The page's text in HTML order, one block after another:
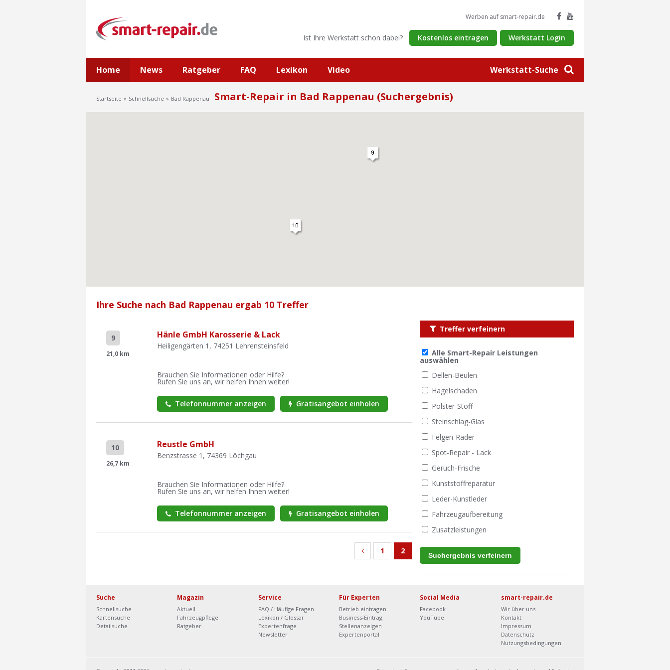
Werkstatt-Suche
Werben auf smart-repair.de
Ist Ihre Werkstatt schon dabei? Kostenlos eintragen Werkstatt Login
Home News Ratgeber FAQ Lexikon Video
Startseite Schnellsuche Bad Rappenau Smart-Repair in Bad Rappenau (Suchergebnis)
Ihre Suche nach Bad Rappenau ergab 10 Treffer
9
21,0 km
Hänle GmbH Karosserie & Lack
Heiligengärten 1, 74251 Lehrensteinsfeld
Brauchen Sie Informationen oder Hilfe?
Rufen Sie uns an, wir helfen Ihnen weiter!
Telefonnummer anzeigen Gratisangebot einholen
10
26,7 km
Reustle GmbH
Benzstrasse 1, 74369 Löchgau
Brauchen Sie Informationen oder Hilfe?
Rufen Sie uns an, wir helfen Ihnen weiter!
Telefonnummer anzeigen Gratisangebot einholen
1 2
Treffer verfeinern
Alle Smart-Repair Leistungen
auswählen
Dellen-Beulen
Hagelschaden
Polster-Stoff
Steinschlag-Glas
Felgen-Räder
Spot-Repair - Lack
Geruch-Frische
Kunststoffreparatur
Leder-Kunstleder
Fahrzeugaufbereitung
Zusatzleistungen
Suche
Schnellsuche
Kartensuche
Detailsuche
Magazin
Aktuell
Fahrzeugpflege
Ratgeber
Service
FAQ / Häufige Fragen
Lexikon / Glossar
Expertenfrage
Newsletter
Für Experten
Betrieb eintragen
Business-Eintrag
Stellenanzeigen
Expertenportal
Social Media
Facebook
YouTube
smart-repair.de
Wir über uns
Kontakt
Impressum
Datenschutz
Nutzungsbedingungen